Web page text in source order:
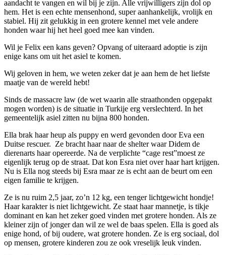
aandacht te vangen en wil bij je zijn. Alle vrijwilligers zijn dol op
hem. Het is een echte mensenhond, super aanhankelijk, vrolijk en
stabiel. Hij zit gelukkig in een grotere kennel met vele andere
honden waar hij het heel goed mee kan vinden.
Wil je Felix een kans geven? Opvang of uiteraard adoptie is zijn
enige kans om uit het asiel te komen.
Wij geloven in hem, we weten zeker dat je aan hem de het liefste
maatje van de wereld hebt!
Sinds de massacre law (de wet waarin alle straathonden opgepakt
mogen worden) is de situatie in Turkije erg verslechterd. In het
gemeentelijk asiel zitten nu bijna 800 honden.
Ella brak haar heup als puppy en werd gevonden door Eva een
Duitse rescuer. Ze bracht haar naar de shelter waar Didem de
dierenarts haar opereerde. Na de verplichte “cage rest”moest ze
eigenlijk terug op de straat. Dat kon Esra niet over haar hart krijgen.
Nu is Ella nog steeds bij Esra maar ze is echt aan de beurt om een
eigen familie te krijgen.
Ze is nu ruim 2,5 jaar, zo’n 12 kg, een tenger lichtgewicht hondje!
Haar karakter is niet lichtgewicht. Ze staat haar mannetje, is tikje
dominant en kan het zeker goed vinden met grotere honden. Als ze
kleiner zijn of jonger dan wil ze wel de baas spelen. Ella is goed als
enige hond, of bij oudere, wat grotere honden. Ze is erg sociaal, dol
op mensen, grotere kinderen zou ze ook vreselijk leuk vinden.